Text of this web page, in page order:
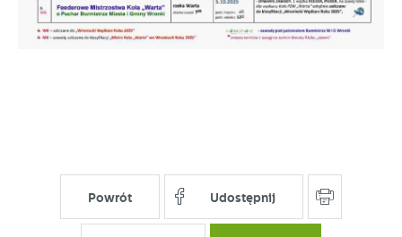
Powrót Udostępnij